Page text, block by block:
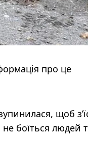
про це
щоб
боїться людей